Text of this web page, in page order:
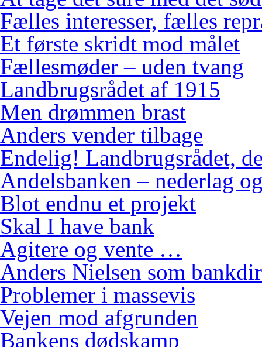
Fælles interesser, fælles
Et første skridt mod målet
Fællesmøder – uden tvang
Landbrugsrådet af 1915
Men drømmen brast
Anders vender tilbage
Endelig! Landbrugsrådet,
Andelsbanken – nederlag
Blot endnu et projekt
Skal I have bank
Agitere og vente …
Anders Nielsen som
Problemer i massevis
Vejen mod afgrunden
Bankens dødskamp